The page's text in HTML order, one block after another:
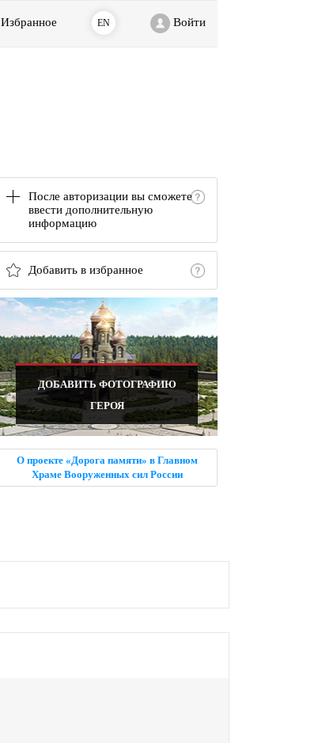
Избранное EN Войти
После авторизации вы сможете
ввести дополнительную
информацию
Добавить в избранное
ДОБАВИТЬ ФОТОГРАФИЮ
ГЕРОЯ
О проекте «Дорога памяти» в Главном
Храме Вооруженных сил России